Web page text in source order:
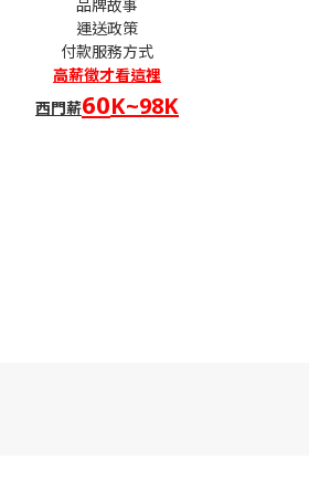
品牌故事
運送政策
付款服務方式
高薪徵才看這裡
西門薪60K~98K